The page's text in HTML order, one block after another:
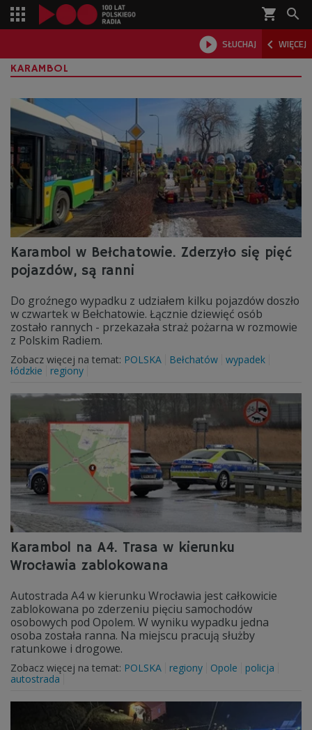
shopping_cart 
 SŁUCHAJ  WIĘCEJ

KARAMBOL
Karambol w Bełchatowie. Zderzyło się pięć
pojazdów, są ranni
Do groźnego wypadku z udziałem kilku pojazdów doszło
w czwartek w Bełchatowie. Łącznie dziewięć osób
zostało rannych - przekazała straż pożarna w rozmowie
z Polskim Radiem.
Zobacz więcej na temat: POLSKA Bełchatów wypadek
łódzkie
regiony
Karambol na A4. Trasa w kierunku
Wrocławia zablokowana
Autostrada A4 w kierunku Wrocławia jest całkowicie
zablokowana po zderzeniu pięciu samochodów
osobowych pod Opolem. W wyniku wypadku jedna
osoba została ranna. Na miejscu pracują służby
ratunkowe i drogowe.
Zobacz więcej na temat: POLSKA regiony Opole
policja
autostrada